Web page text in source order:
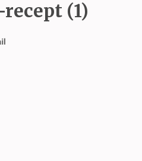
(1)